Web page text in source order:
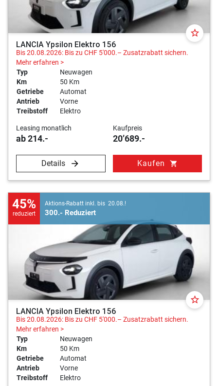
star_border
LANCIA Ypsilon Elektro 156
Bis 20.08.2026: Bis zu CHF 5'000.– Zusatzrabatt sichern.
Mehr erfahren >
Typ
Neuwagen
Km
50 Km
Getriebe
Automat
Antrieb
Vorne
Treibstoff
Elektro
Leasing monatlich
ab 214.-
Kaufpreis
20’689.-
Details Kaufen shopping_cart
45%
reduziert
Aktions-Rabatt inkl. bis 20.08.!
300.- Reduziert
star_border
LANCIA Ypsilon Elektro 156
Bis 20.08.2026: Bis zu CHF 5'000.– Zusatzrabatt sichern.
Mehr erfahren >
Typ
Neuwagen
Km
50 Km
Getriebe
Automat
Antrieb
Vorne
Treibstoff
Elektro